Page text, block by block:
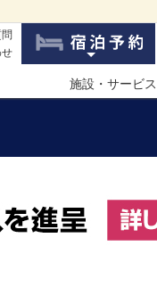
せ
施設・サービス